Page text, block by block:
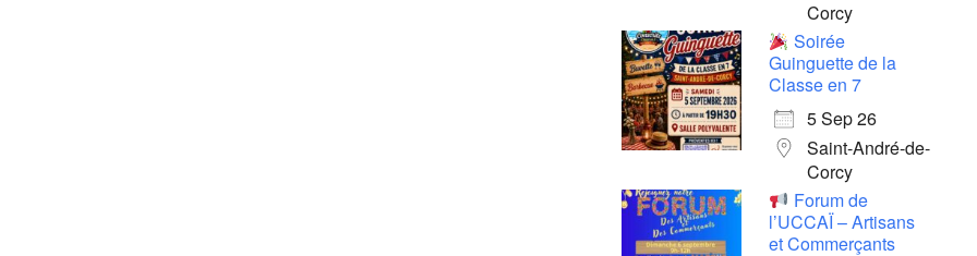
Corcy
Soirée
Guinguette de la
Classe en 7
5 Sep 26
Saint-André-de-
Corcy
Forum de
l’UCCAÏ – Artisans
et Commerçants